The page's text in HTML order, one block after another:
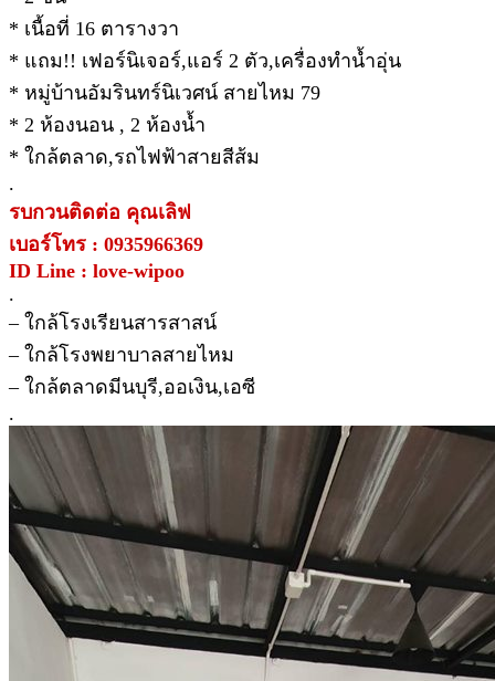
* เนื้อที่ 16 ตารางวา
* แถม!! เฟอร์นิเจอร์,แอร์ 2 ตัว,เครื่องทำน้ำอุ่น
* หมู่บ้านอัมรินทร์นิเวศน์ สายไหม 79
* 2 ห้องนอน , 2 ห้องน้ำ
* ใกล้ตลาด,รถไฟฟ้าสายสีส้ม
.
รบกวนติดต่อ คุณเลิฟ
เบอร์โทร : 0935966369
ID Line : love-wipoo
.
– ใกล้โรงเรียนสารสาสน์
– ใกล้โรงพยาบาลสายไหม
– ใกล้ตลาดมีนบุรี,ออเงิน,เอซี
.